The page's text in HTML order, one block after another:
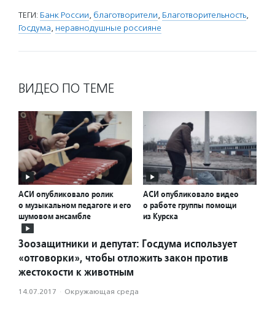
ТЕГИ: Банк России, благотворители, Благотворительность,
Госдума, неравнодушные россияне
ВИДЕО ПО ТЕМЕ
АСИ опубликовало ролик
о музыкальном педагоге и его
шумовом ансамбле
АСИ опубликовало видео
о работе группы помощи
из Курска
Зоозащитники и депутат: Госдума использует
«отговорки», чтобы отложить закон против
жестокости к животным
14.07.2017 · Окружающая среда